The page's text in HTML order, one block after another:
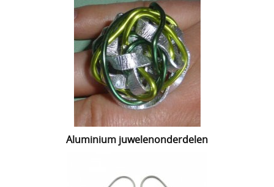
Aluminium juwelenonderdelen